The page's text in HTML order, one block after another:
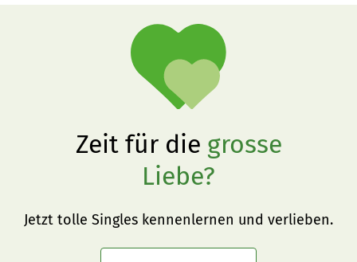
Zeit für die grosse
Liebe?
Jetzt tolle Singles kennenlernen und verlieben.